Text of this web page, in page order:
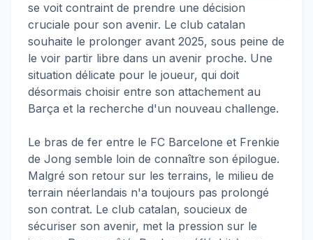
se voit contraint de prendre une décision
cruciale pour son avenir. Le club catalan
souhaite le prolonger avant 2025, sous peine de
le voir partir libre dans un avenir proche. Une
situation délicate pour le joueur, qui doit
désormais choisir entre son attachement au
Barça et la recherche d'un nouveau challenge.
Le bras de fer entre le FC Barcelone et Frenkie
de Jong semble loin de connaître son épilogue.
Malgré son retour sur les terrains, le milieu de
terrain néerlandais n'a toujours pas prolongé
son contrat. Le club catalan, soucieux de
sécuriser son avenir, met la pression sur le